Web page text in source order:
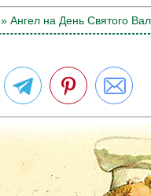
» Ангел на День Святого